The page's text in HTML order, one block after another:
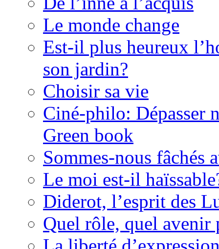
Le monde change
Est-il plus heureux
son jardin?
Choisir sa vie
Ciné-philo: Dépasser
Green book
Sommes-nous fâchés
Le moi est-il
Diderot, l’esprit des
Quel rôle, quel avenir